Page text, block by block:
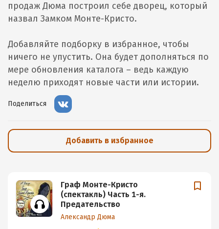
продаж Дюма построил себе дворец, который
назвал Замком Монте-Кристо.
Добавляйте подборку в избранное, чтобы
ничего не упустить. Она будет дополняться по
мере обновления каталога – ведь каждую
неделю приходят новые части или истории.
Поделиться
Добавить в избранное
Граф Монте-Кристо
(спектакль) Часть 1-я.
Предательство
Александр Дюма